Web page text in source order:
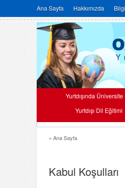
Ana Sayfa Hakkımızda
Yurtdışında Üniversite
Yurtdışı Dil Eğitimi
« Ana Sayfa
Kabul Koşulları